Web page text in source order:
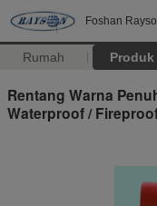
Foshan
Rumah Produk
Rentang Warna
Waterproof /